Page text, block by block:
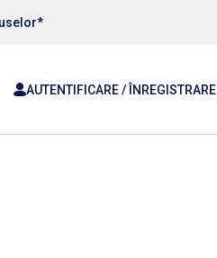
AUTENTIFICARE / ÎNREGISTRARE